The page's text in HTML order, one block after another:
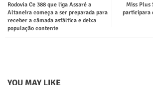
Miss Plus
participara
Rodovia Ce 388 que liga Assaré a
Altaneira começa a ser preparada para
receber a câmada asfáltica e deixa
população contente
YOU MAY LIKE